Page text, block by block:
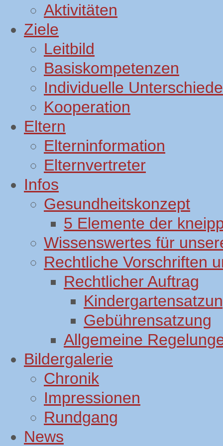
Aktivitäten
Ziele
Leitbild
Basiskompetenzen
Individuelle Unterschiede
Kooperation
Eltern
Elterninformation
Elternvertreter
Infos
Gesundheitskonzept
5 Elemente der
Wissenswertes für
Rechtliche Vorschriften
Rechtlicher Auftrag
Gebührensatzung
Allgemeine
Bildergalerie
Chronik
Impressionen
Rundgang
News